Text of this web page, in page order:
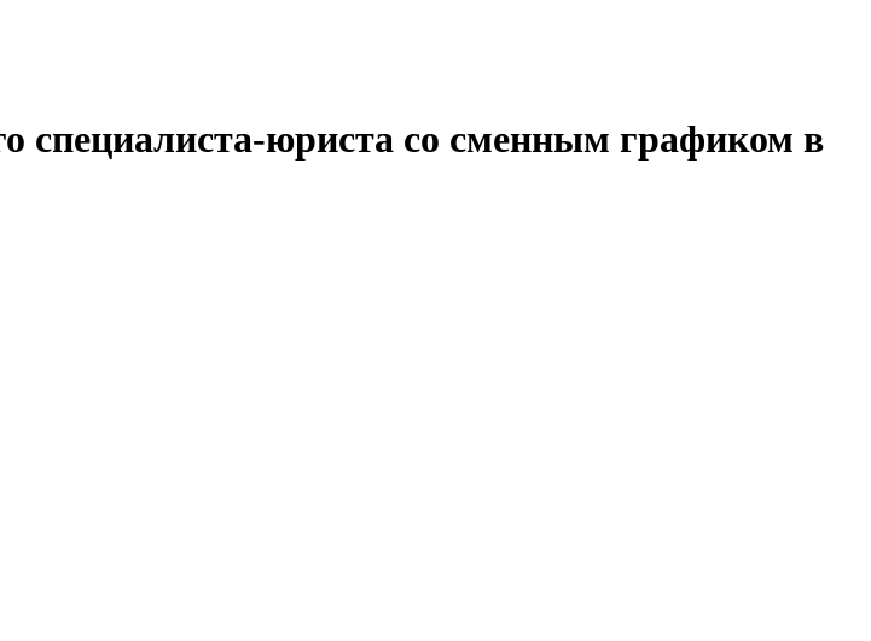
специалиста-юриста со сменным графиком в